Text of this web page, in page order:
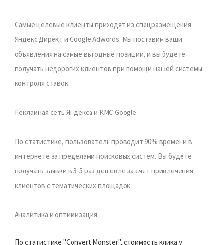
Самые целевые клиенты приходят из спецразмещения
Яндекс.Директ и Google Adwords. Мы поставим ваши
объявления на самые выгодные позиции, и вы будете
получать недорогих клиентов при помощи нашей системы
контроля ставок.
Рекламная сеть Яндекса и КМС Google
По статистике, пользователь проводит 90% времени в
интернете за пределами поисковых систем. Вы будете
получать заявки в 3-5 раз дешевле за счет привлечения
клиентов с тематических площадок.
Аналитика и оптимизация
По статистике "Convert Monster", стоимость клика у